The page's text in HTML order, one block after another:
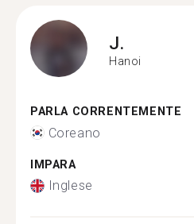
J.
Hanoi
PARLA CORRENTEMENTE
Coreano
IMPARA
Inglese